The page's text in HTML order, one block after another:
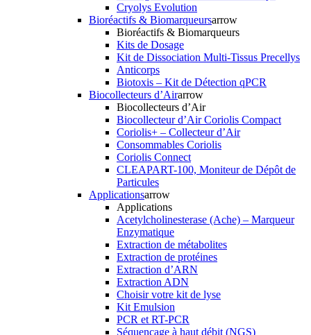
Cryolys Evolution
Bioréactifs & Biomarqueursarrow
Bioréactifs & Biomarqueurs
Kits de Dosage
Kit de Dissociation Multi-Tissus Precellys
Anticorps
Biotoxis – Kit de Détection qPCR
Biocollecteurs d’Airarrow
Biocollecteurs d’Air
Biocollecteur d’Air Coriolis Compact
Coriolis+ – Collecteur d’Air
Consommables Coriolis
Coriolis Connect
CLEAPART-100, Moniteur de Dépôt de
Particules
Applicationsarrow
Applications
Acetylcholinesterase (Ache) – Marqueur
Enzymatique
Extraction de métabolites
Extraction de protéines
Extraction d’ARN
Extraction ADN
Choisir votre kit de lyse
Kit Emulsion
PCR et RT-PCR
Séquençage à haut débit (NGS)